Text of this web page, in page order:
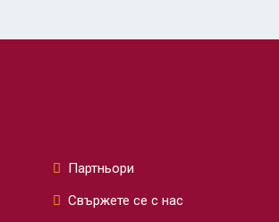
Партньори
Свържете се с нас